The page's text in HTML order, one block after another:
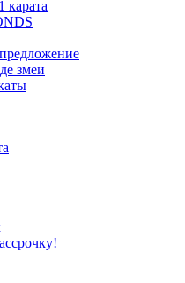
карата
змеи